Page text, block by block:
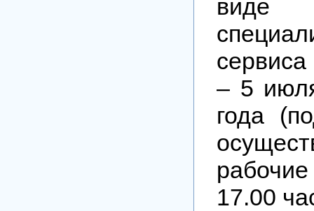
виде
– 5
года
17.00